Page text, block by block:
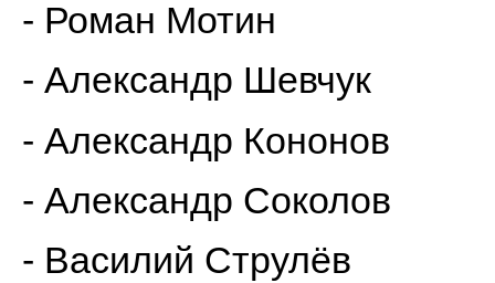
- Роман Мотин
- Александр Шевчук
- Александр Кононов
- Александр Соколов
- Василий Струлёв